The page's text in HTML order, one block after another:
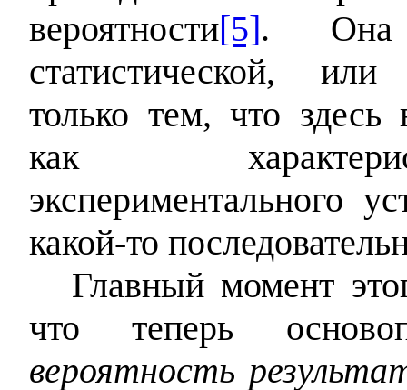
вероятности[5]. Она
статистической, или
только тем, что здесь
как
экспериментального
какой-то
Главный момент
что теперь
вероятность